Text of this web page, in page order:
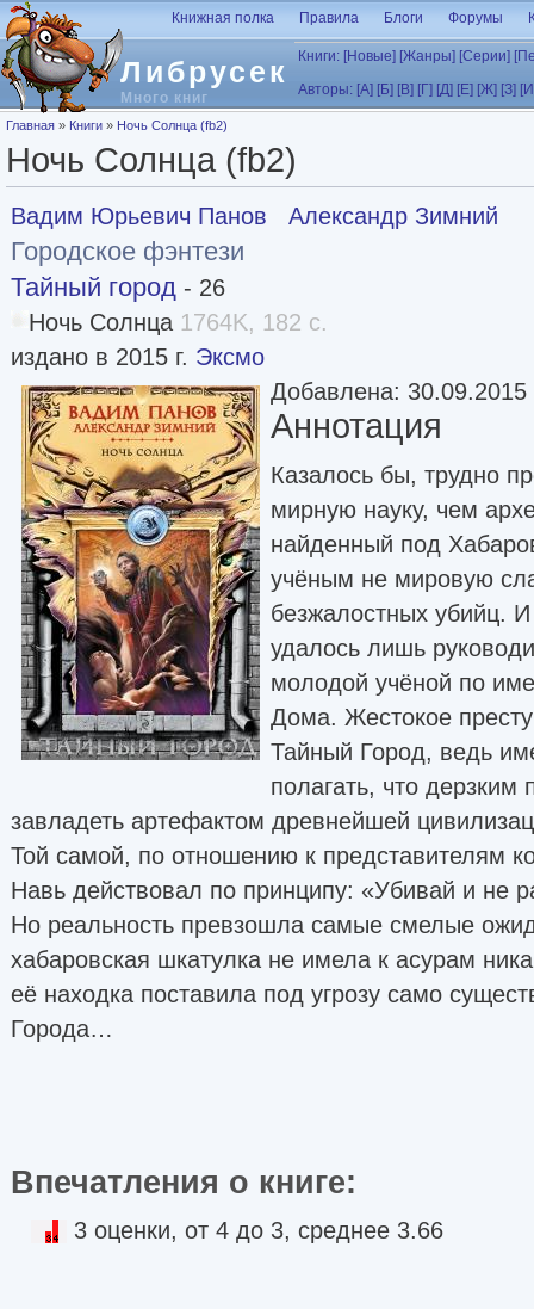
Перейти к основному содержанию
Либрусек
Много книг
Книжная полка Правила Блоги Форумы
Книги: [Новые] [Жанры] [Серии]
Авторы: [А] [Б] [В] [Г] [Д] [Е] [Ж] [З]
Вы здесь
Главная » Книги » Ночь Солнца (fb2)
Ночь Солнца (fb2)
Вадим Юрьевич Панов Александр Зимний
Городское фэнтези
Тайный город - 26
Ночь Солнца 1764K, 182 с.
издано в 2015 г. Эксмо
Добавлена: 30.09.2015
Аннотация
Казалось бы, трудно
мирную науку, чем
найденный под
учёным не мировую
безжалостных убийц.
удалось лишь
молодой учёной по
Дома. Жестокое
Тайный Город, ведь
полагать, что дерзким
завладеть артефактом древнейшей
Той самой, по отношению к представителям
Навь действовал по принципу: «Убивай и не
Но реальность превзошла самые смелые
хабаровская шкатулка не имела к асурам
её находка поставила под угрозу само
Города…
Впечатления о книге:
3 оценки, от 4 до 3, среднее 3.66